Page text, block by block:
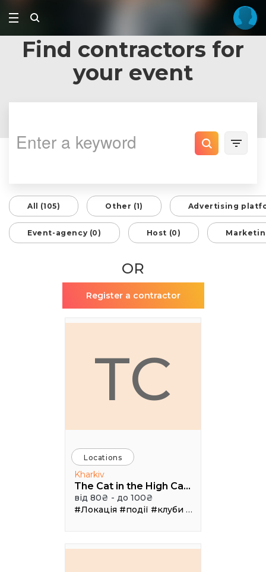
Find contractors for
your event
All (105) Other (1) Advertising
Event-agency (0) Host (0)
OR
Register a contractor
TC
Locations
Kharkiv
The Cat in the High Castle
від 80₴ - до 100₴
#Локація #події #клуби #Зал